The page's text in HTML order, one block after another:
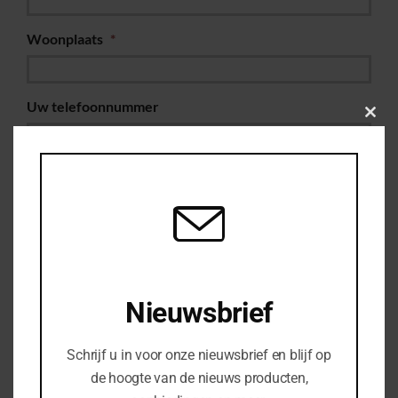
Woonplaats *
Uw telefoonnummer
Uw vraag of opmerking
Nieuwsbrief
Schrijf u in voor onze nieuwsbrief en blijf op
de hoogte van de nieuws producten,